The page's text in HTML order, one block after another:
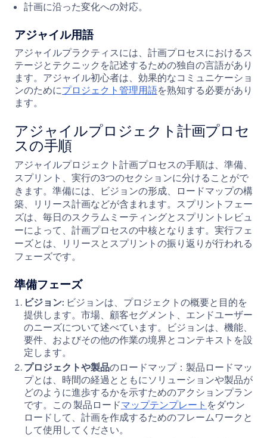
計画に沿った変化への対応。
アジャイル用語
アジャイルプラクティスには、計画プロセスにおけるス
テージとテクニックを記述するための独自の言語があり
ます。アジャイル初心者は、効果的なコミュニケーショ
ンのためにプロジェクト管理用語を熟知する必要があり
ます。
アジャイルプロジェクト計画プロセ
スの手順
アジャイルプロジェクト計画プロセスの手順は、準備、
スプリント、実行の3つのセクションに分けることがで
きます。準備には、ビジョンの形成、ロードマップの構
築、リリース計画などが含まれます。スプリントフェー
ズは、毎日のスクラムミーティングとスプリントレビュ
ーによって、計画プロセスの中核となります。実行フェ
ーズとは、リリースとスプリントの振り返りが行われる
フェーズです。
準備フェーズ
ビジョン: ビジョンは、プロジェクトの概要と目的を
提供します。市場、顧客セグメント、エンドユーザー
のニーズについて述べています。ビジョンは、機能、
要件、およびその他の作業の境界とコンテキストを設
定します。
プロジェクトや製品のロードマップ：製品ロードマッ
プとは、時間の経過とともにソリューションや製品が
どのように進歩するかを示すためのアクションプラン
です。この 製品ロードマップテンプレート をダウン
ロードして、計画を作成するためのフレームワークと
して使用してください。